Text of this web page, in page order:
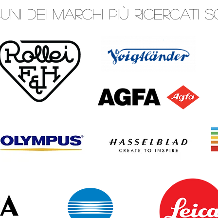
dei marchi più ricercati